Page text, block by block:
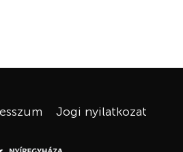
Jogi nyilatkozat